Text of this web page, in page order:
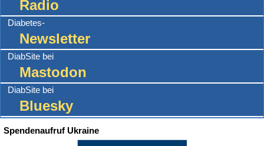
Radio
Diabetes-
Newsletter
DiabSite bei
Mastodon
DiabSite bei
Bluesky
Spendenaufruf Ukraine